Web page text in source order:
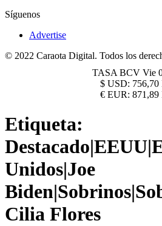
Síguenos
Advertise
© 2022 Caraota Digital. Todos los
TASA BCV Vie
$ USD: 756,70
€ EUR: 871,89
Etiqueta:
Unidos|Joe
Cilia Flores